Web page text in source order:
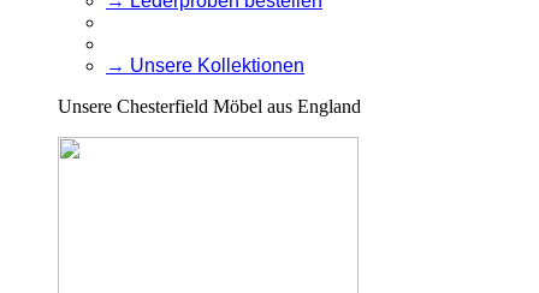
→ Unsere Kollektionen
Unsere Chesterfield Möbel aus England